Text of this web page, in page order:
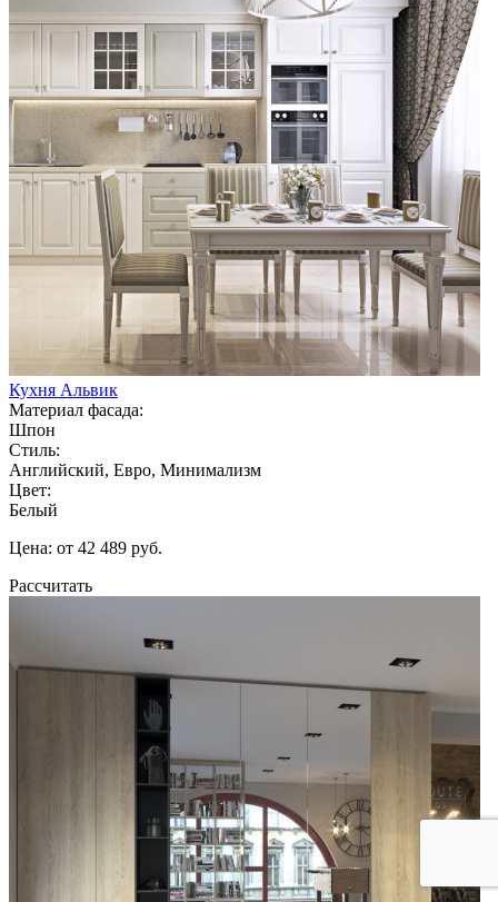
Кухня Альвик
Материал фасада:
Шпон
Стиль:
Английский, Евро, Минимализм
Цвет:
Белый
Цена: от 42 489 руб.
Рассчитать